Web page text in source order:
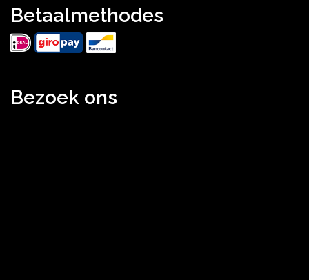
Betaalmethodes
Bezoek ons